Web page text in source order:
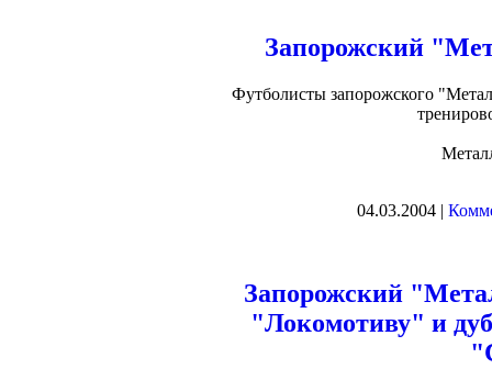
Запорожский
Футболисты запорожского
04.03.2004 |
Запорожский
"Локомотиву" и